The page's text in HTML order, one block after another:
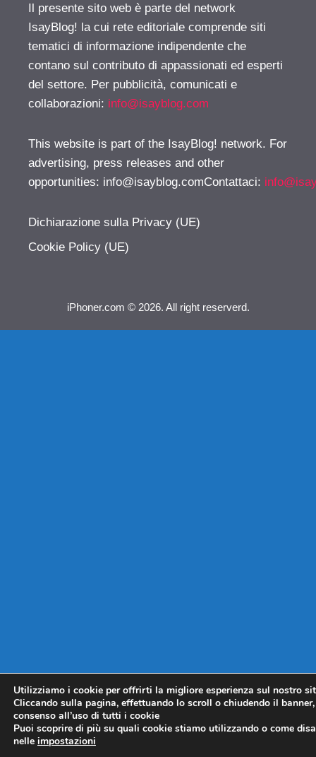
Il presente sito web è parte del network
IsayBlog! la cui rete editoriale comprende siti
tematici di informazione indipendente che
contano sul contributo di appassionati ed esperti
del settore. Per pubblicità, comunicati e
collaborazioni: info@isayblog.com
This website is part of the IsayBlog! network. For
advertising, press releases and other
opportunities: info@isayblog.comContattaci:
Dichiarazione sulla Privacy (UE)
Cookie Policy (UE)
iPhoner.com © 2026. All right reserverd.
Utilizziamo i cookie per offrirti la migliore esperienza sul nostro
Cliccando sulla pagina, effettuando lo scroll o chiudendo il
consenso all’uso di tutti i cookie
Puoi scoprire di più su quali cookie stiamo utilizzando o come
nelle impostazioni